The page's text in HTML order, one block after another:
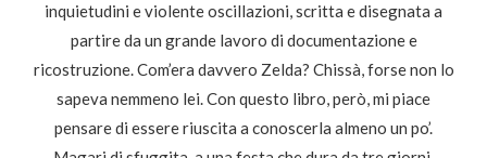
inquietudini e violente oscillazioni, scritta e disegnata a
partire da un grande lavoro di documentazione e
ricostruzione. Com’era davvero Zelda? Chissà, forse non lo
sapeva nemmeno lei. Con questo libro, però, mi piace
pensare di essere riuscita a conoscerla almeno un po’.